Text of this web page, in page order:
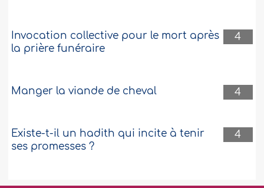
4
Invocation collective pour le mort après
la prière funéraire
4
Manger la viande de cheval
4
Existe-t-il un hadith qui incite à tenir
ses promesses ?